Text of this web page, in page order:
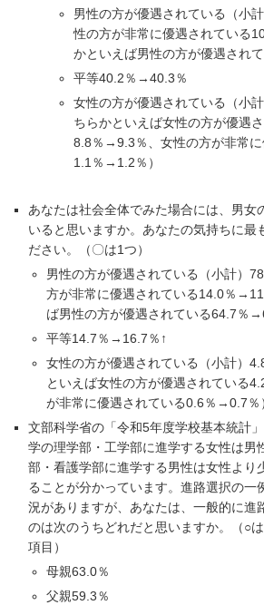
男性の方が優遇されている（小
性の方が非常に優遇されている
かといえば男性の方が優遇され
平等40.2％→40.3％
女性の方が優遇されている（小
ちらかといえば女性の方が優遇
8.8％→9.3％、女性の方が非常に
1.1％→1.2％）
あなたは社会全体でみた場合には、男女
いると思いますか。あなたの気持ちに最
ださい。（〇は1つ）
男性の方が優遇されている（小計）
方が非常に優遇されている14.0％
ば男性の方が優遇されている64.7％
平等14.7％→16.7％↑
女性の方が優遇されている（小計）
といえば女性の方が優遇されている
が非常に優遇されている0.6％→0.7％
文部科学省の「令和5年度学校基本統計
学の理学部・工学部に進学する女性は男
部・看護学部に進学する男性は女性より
ることが分かっています。進路選択の一
況がありますが、あなたは、一般的に進
のは次のうちどれだと思いますか。（○
項目）
母親63.0％
父親59.3％